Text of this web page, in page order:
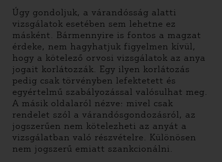
Úgy gondoljuk, a várandósság alatti
vizsgálatok esetében sem lehetne ez
másként. Bármennyire is fontos a magzat
érdeke, nem hagyhatjuk figyelmen kívül,
hogy a kötelező orvosi vizsgálatok az anya
jogait korlátozzák. Egy ilyen korlátozás
pedig csak törvényben lefektetett és
egyértelmű szabályozással valósulhat meg.
A másik oldalaról nézve: mivel csak
rendelet szól a várandósgondozásról, az
jogszerűen nem kötelezheti az anyát a
vizsgálatban való részvételre. Különösen
nem jogszerű emiatt szankcionálni.